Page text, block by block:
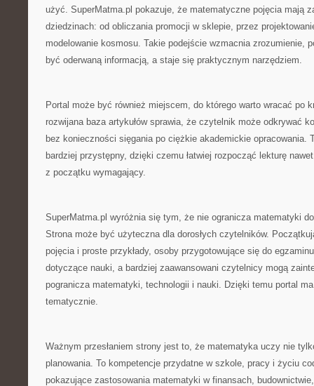
użyć. SuperMatma.pl pokazuje, że matematyczne pojęcia mają
dziedzinach: od obliczania promocji w sklepie, przez
modelowanie kosmosu. Takie podejście wzmacnia zrozumienie,
być oderwaną informacją, a staje się praktycznym narzędziem.
Portal może być również miejscem, do którego warto wracać po
rozwijana baza artykułów sprawia, że czytelnik może odkrywać
bez konieczności sięgania po ciężkie akademickie opracowania.
bardziej przystępny, dzięki czemu łatwiej rozpocząć lekturę
z początku wymagający.
SuperMatma.pl wyróżnia się tym, że nie ogranicza matematyki
Strona może być użyteczna dla dorosłych czytelników.
pojęcia i proste przykłady, osoby przygotowujące się do
dotyczące nauki, a bardziej zaawansowani czytelnicy mogą
pogranicza matematyki, technologii i nauki. Dzięki temu portal
tematycznie.
Ważnym przesłaniem strony jest to, że matematyka uczy nie
planowania. To kompetencje przydatne w szkole, pracy i życiu
pokazujące zastosowania matematyki w finansach,